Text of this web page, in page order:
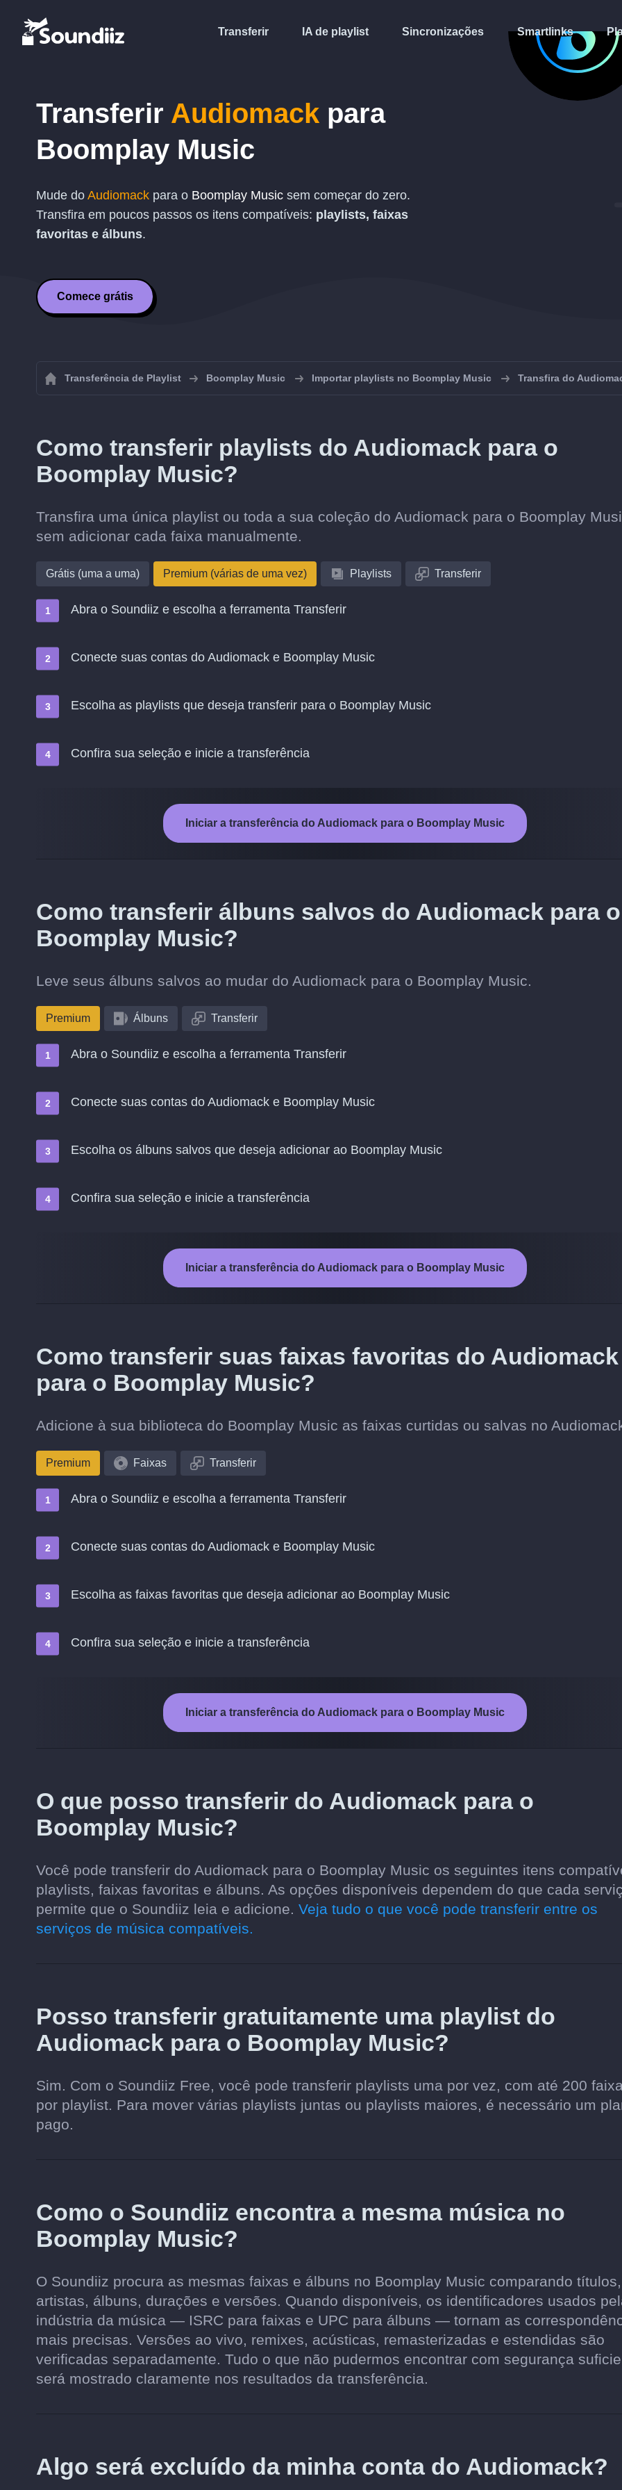
Transferir IA de playlist Sincronizações Smartlinks
Transferir Audiomack para
Boomplay Music
Mude do Audiomack para o Boomplay Music sem começar do zero.
Transfira em poucos passos os itens compatíveis: playlists, faixas
favoritas e álbuns.
Comece grátis
Transferência de Playlist Boomplay Music Importar playlists no Boomplay Music Transfira do
Como transferir playlists do Audiomack para o
Boomplay Music?
Transfira uma única playlist ou toda a sua coleção do Audiomack para o Boomplay
sem adicionar cada faixa manualmente.
Grátis (uma a uma) Premium (várias de uma vez) Playlists Transferir
Abra o Soundiiz e escolha a ferramenta Transferir
Conecte suas contas do Audiomack e Boomplay Music
Escolha as playlists que deseja transferir para o Boomplay Music
Confira sua seleção e inicie a transferência
Iniciar a transferência do Audiomack para o Boomplay Music
Como transferir álbuns salvos do Audiomack para o
Boomplay Music?
Leve seus álbuns salvos ao mudar do Audiomack para o Boomplay Music.
Premium Álbuns Transferir
Abra o Soundiiz e escolha a ferramenta Transferir
Conecte suas contas do Audiomack e Boomplay Music
Escolha os álbuns salvos que deseja adicionar ao Boomplay Music
Confira sua seleção e inicie a transferência
Iniciar a transferência do Audiomack para o Boomplay Music
Como transferir suas faixas favoritas do Audiomack
para o Boomplay Music?
Adicione à sua biblioteca do Boomplay Music as faixas curtidas ou salvas no
Premium Faixas Transferir
Abra o Soundiiz e escolha a ferramenta Transferir
Conecte suas contas do Audiomack e Boomplay Music
Escolha as faixas favoritas que deseja adicionar ao Boomplay Music
Confira sua seleção e inicie a transferência
Iniciar a transferência do Audiomack para o Boomplay Music
O que posso transferir do Audiomack para o
Boomplay Music?
Você pode transferir do Audiomack para o Boomplay Music os seguintes itens
playlists, faixas favoritas e álbuns. As opções disponíveis dependem do que cada
permite que o Soundiiz leia e adicione. Veja tudo o que você pode transferir entre os
serviços de música compatíveis.
Posso transferir gratuitamente uma playlist do
Audiomack para o Boomplay Music?
Sim. Com o Soundiiz Free, você pode transferir playlists uma por vez, com até 200
por playlist. Para mover várias playlists juntas ou playlists maiores, é necessário um
pago.
Como o Soundiiz encontra a mesma música no
Boomplay Music?
O Soundiiz procura as mesmas faixas e álbuns no Boomplay Music comparando títulos,
artistas, álbuns, durações e versões. Quando disponíveis, os identificadores usados
indústria da música — ISRC para faixas e UPC para álbuns — tornam as
mais precisas. Versões ao vivo, remixes, acústicas, remasterizadas e estendidas são
verificadas separadamente. Tudo o que não pudermos encontrar com segurança
será mostrado claramente nos resultados da transferência.
Algo será excluído da minha conta do Audiomack?